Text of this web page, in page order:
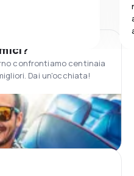
confrontiamo centinaia
Dai un'occhiata!